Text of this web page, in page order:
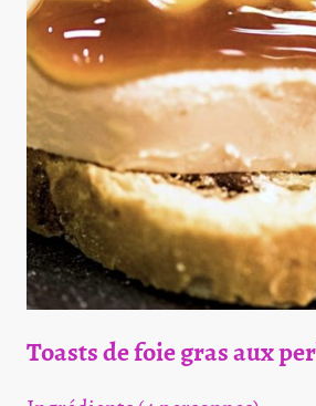
Toasts de foie gras aux